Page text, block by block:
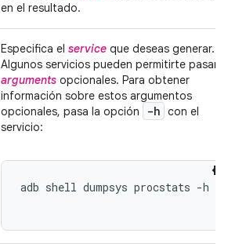
en el resultado.
Especifica el service que deseas generar.
Algunos servicios pueden permitirte pasar
arguments opcionales. Para obtener
información sobre estos argumentos
opcionales, pasa la opción
-h con el
servicio:
adb shell dumpsys procstats -h